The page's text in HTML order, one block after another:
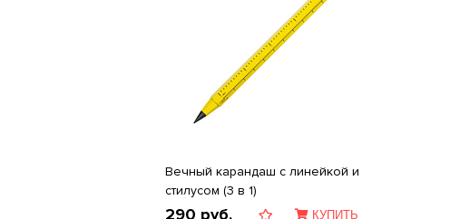
Вечный карандаш с линейкой и
стилусом (3 в 1)
290 руб. КУПИТЬ